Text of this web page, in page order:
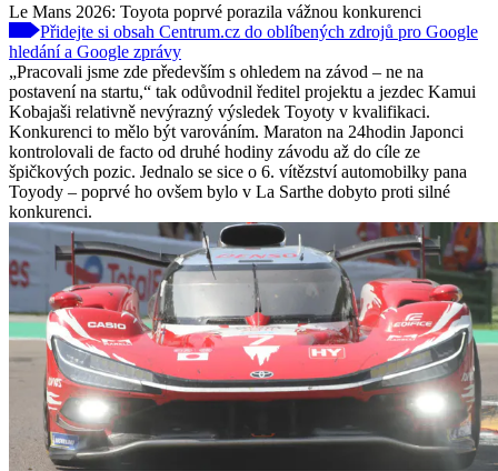
Le Mans 2026: Toyota poprvé porazila vážnou konkurenci
Přidejte si obsah Centrum.cz do oblíbených zdrojů pro Google
hledání a Google zprávy
„Pracovali jsme zde především s ohledem na závod – ne na
postavení na startu,“ tak odůvodnil ředitel projektu a jezdec Kamui
Kobajaši relativně nevýrazný výsledek Toyoty v kvalifikaci.
Konkurenci to mělo být varováním. Maraton na 24hodin Japonci
kontrolovali de facto od druhé hodiny závodu až do cíle ze
špičkových pozic. Jednalo se sice o 6. vítězství automobilky pana
Toyody – poprvé ho ovšem bylo v La Sarthe dobyto proti silné
konkurenci.